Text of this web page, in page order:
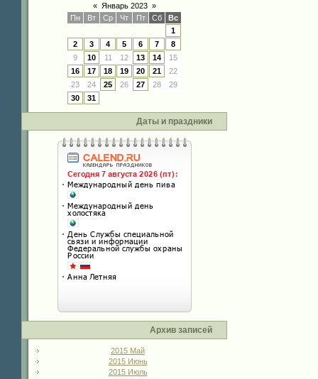
« Январь 2023 »
Пн
Вт Ср Чт Пт Сб
Вс
1
2
3 4 5 6 7
8
9
10 11 12 13 14
15
16
17 18 19 20 21
22
23
24 25 26 27 28
29
30
31
Даты и праздники
Архив записей
2015 Май
2015 Июнь
2015 Июль